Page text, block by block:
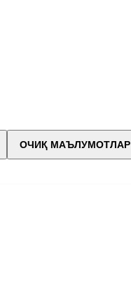
ОЧИҚ МАЪЛУМОТЛАР